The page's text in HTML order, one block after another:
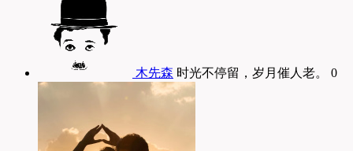
木先森 时光不停留，岁月催人老。 0